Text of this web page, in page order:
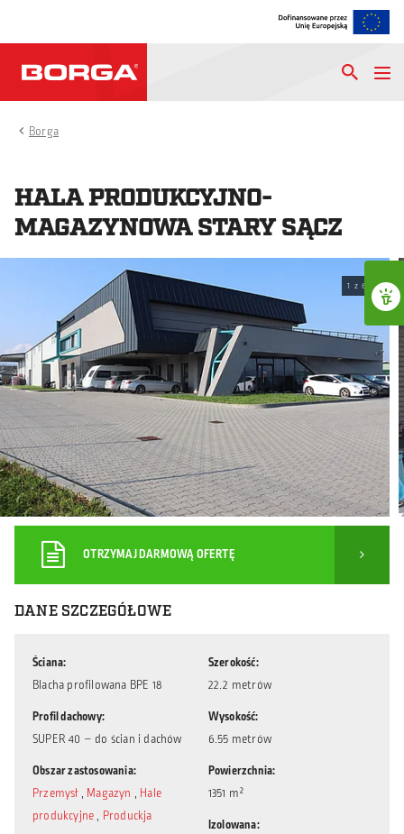
Borga
HALA PRODUKCYJNO-
MAGAZYNOWA STARY SĄCZ
1 z 6
OTRZYMAJ DARMOWĄ OFERTĘ
DANE SZCZEGÓŁOWE
Ściana
Blacha profilowana BPE 18
Profil dachowy
SUPER 40 – do ścian i dachów
Obszar zastosowania
Przemysł , Magazyn , Hale
produkcyjne , Produckja
Szerokość
22.2 metrów
Wysokość
6.55 metrów
Powierzchnia
1351 m²
Izolowana